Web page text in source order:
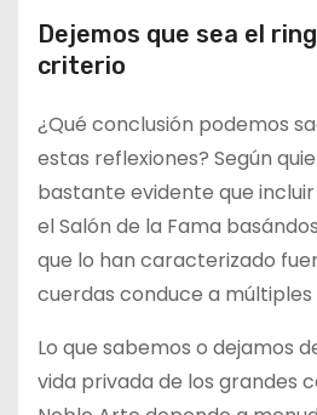
Dejemos que sea el
criterio
¿Qué conclusión podemos
estas reflexiones? Según
bastante evidente que
el Salón de la Fama
que lo han caracterizado
cuerdas conduce a múltiples
Lo que sabemos o dejamos
vida privada de los grandes